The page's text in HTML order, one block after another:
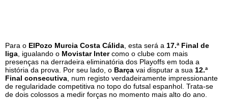
Para o ElPozo Murcia Costa Cálida , esta será a 17.ª Final de
liga , igualando o Movistar Intercomo o clube com mais
presenças na derradeira eliminatória dos Playoffs em toda a
história da prova. Por seu lado, o Barça vai disputar a sua 12.ª
Final consecutiva , num registo verdadeiramente impressionante
de regularidade competitiva no topo do futsal espanhol. Trata-se
de dois colossos a medir forças no momento mais alto do ano.